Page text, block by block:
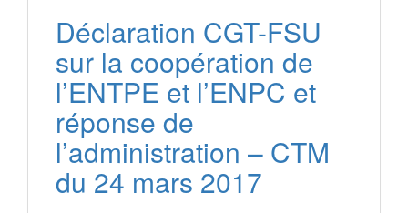
Déclaration CGT-FSU
sur la coopération de
l’ENTPE et l’ENPC et
réponse de
l’administration – CTM
du 24 mars 2017